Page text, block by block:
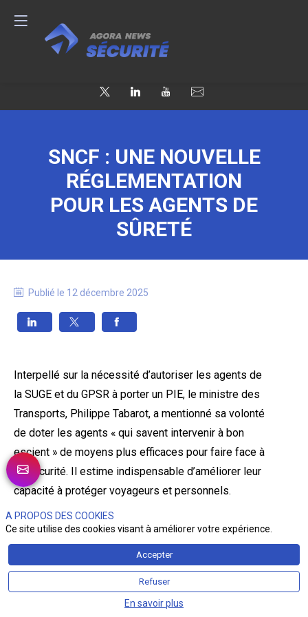
SNCF : UNE NOUVELLE
RÉGLEMENTATION
POUR LES AGENTS DE
SÛRETÉ
Publié le 12 décembre 2025
Interpellé sur la nécessité d’autoriser les agents de
la SUGE et du GPSR à porter un PIE, le ministre des
Transports, Philippe Tabarot, a mentionné sa volonté
de doter les agents « qui savent intervenir à bon
escient » de moyens plus efficaces pour faire face à
l’insécurité. Il estime indispensable d’améliorer leur
capacité à protéger voyageurs et personnels.
A PROPOS DES COOKIES
Ce site utilise des cookies visant à améliorer votre expérience.
Accepter
Refuser
En savoir plus